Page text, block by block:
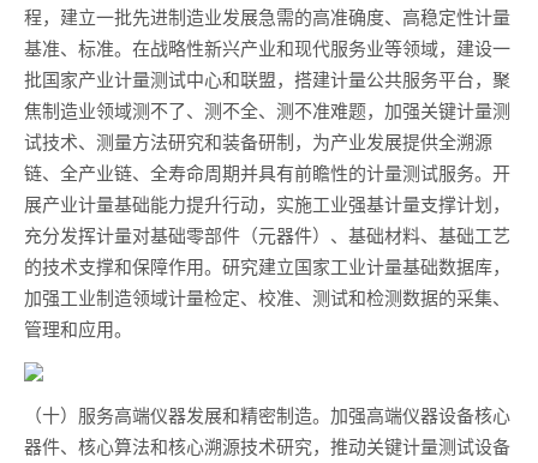
程，建立一批先进制造业发展急需的高准确度、高稳定性计量
基准、标准。在战略性新兴产业和现代服务业等领域，建设一
批国家产业计量测试中心和联盟，搭建计量公共服务平台，聚
焦制造业领域测不了、测不全、测不准难题，加强关键计量测
试技术、测量方法研究和装备研制，为产业发展提供全溯源
链、全产业链、全寿命周期并具有前瞻性的计量测试服务。开
展产业计量基础能力提升行动，实施工业强基计量支撑计划，
充分发挥计量对基础零部件（元器件）、基础材料、基础工艺
的技术支撑和保障作用。研究建立国家工业计量基础数据库，
加强工业制造领域计量检定、校准、测试和检测数据的采集、
管理和应用。
（十）服务高端仪器发展和精密制造。加强高端仪器设备核心
器件、核心算法和核心溯源技术研究，推动关键计量测试设备